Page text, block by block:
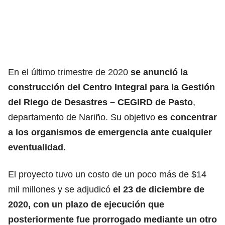
En el último trimestre de 2020 se anunció la
construcción del Centro Integral para la Gestión
del Riego de Desastres – CEGIRD de Pasto,
departamento de Nariño. Su objetivo es concentrar
a los organismos de emergencia ante cualquier
eventualidad.
El proyecto tuvo un costo de un poco más de $14
mil millones y se adjudicó el 23 de diciembre de
2020, con un plazo de ejecución que
posteriormente fue prorrogado mediante un otro